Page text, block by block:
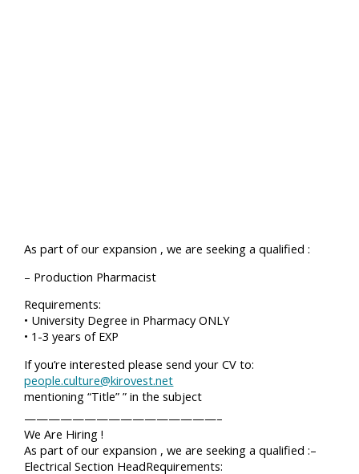
As part of our expansion , we are seeking a qualified :
– Production Pharmacist
Requirements:
• University Degree in Pharmacy ONLY
• 1-3 years of EXP
If you’re interested please send your CV to:
people.culture@kirovest.net
mentioning “Title” ” in the subject
————————————————–
We Are Hiring !
As part of our expansion , we are seeking a qualified :–
Electrical Section HeadRequirements: